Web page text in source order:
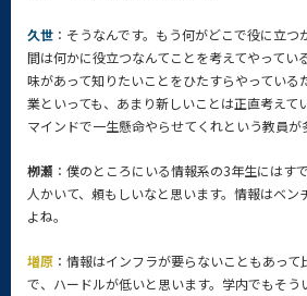
久世 ：そうなんです。もう何がどこで役に立
間は何かに役立つなんてことを考えてやってい
味があって知りたいことをひたすらやっている
業といっても、あまり新しいことは正直考えて
マインドで一生懸命やらせてくれという教員が
栁瀬 ：僕のところにいる情報系の3年生にはす
人かいて、頼もしいなと思います。情報はベ
よね。
増原 ：情報はインフラが要らないこともあっ
で、ハードルが低いと思います。学内でもそう